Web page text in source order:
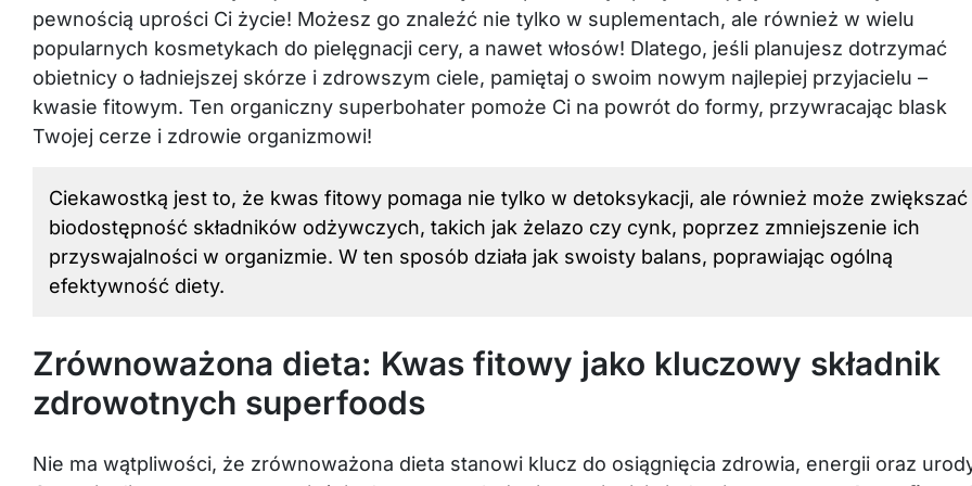
pewnością uprości Ci życie! Możesz go znaleźć nie tylko w suplementach, ale również w wielu
popularnych kosmetykach do pielęgnacji cery, a nawet włosów! Dlatego, jeśli planujesz dotrzymać
obietnicy o ładniejszej skórze i zdrowszym ciele, pamiętaj o swoim nowym najlepiej przyjacielu –
kwasie fitowym. Ten organiczny superbohater pomoże Ci na powrót do formy, przywracając blask
Twojej cerze i zdrowie organizmowi!
Ciekawostką jest to, że kwas fitowy pomaga nie tylko w detoksykacji, ale również może zwiększać
biodostępność składników odżywczych, takich jak żelazo czy cynk, poprzez zmniejszenie ich
przyswajalności w organizmie. W ten sposób działa jak swoisty balans, poprawiając ogólną
efektywność diety.
Zrównoważona dieta: Kwas fitowy jako kluczowy składnik
zdrowotnych superfoods
Nie ma wątpliwości, że zrównoważona dieta stanowi klucz do osiągnięcia zdrowia, energii oraz